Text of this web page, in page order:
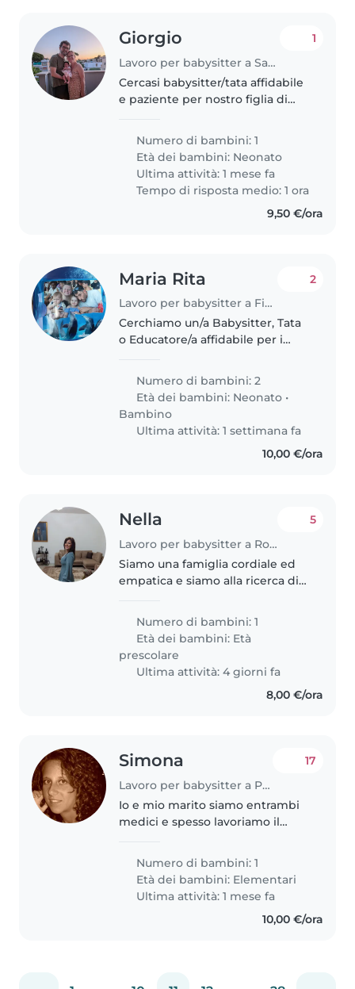
Giorgio
Lavoro per babysitter a Santa Marinella
1
Cercasi babysitter/tata affidabile
e paziente per nostro figlia di
per piccoli lavori domestici.
Contattateci per un colloquio..
Numero di bambini: 1
Età dei bambini: Neonato
Ultima attività: 1 mese fa
Tempo di risposta medio: 1 ora
9,50 €/ora
Maria Rita
Lavoro per babysitter a Finale Emilia
2
Cerchiamo un/a Babysitter, Tata
o Educatore/a affidabile per i
e un piccolo vivace. Deve amare
gli animali e saper giocare con i
nostri piccoli curiosi..
Numero di bambini: 2
Età dei bambini: Neonato •
Bambino
Ultima attività: 1 settimana fa
10,00 €/ora
Nella
Lavoro per babysitter a Roccarainola
5
Siamo una famiglia cordiale ed
empatica e siamo alla ricerca di
farne parte. Cerchiamo una
persona con cui urare un
rapporto duraturo nel tempo
perché..
Numero di bambini: 1
Età dei bambini: Età
prescolare
Ultima attività: 4 giorni fa
8,00 €/ora
Simona
Lavoro per babysitter a Palermo
17
Io e mio marito siamo entrambi
medici e spesso lavoriamo il
bambina che da questo anno
inizierà il percorso delle
elementari. Stiamo cercando una
babysitter..
Numero di bambini: 1
Età dei bambini: Elementari
Ultima attività: 1 mese fa
10,00 €/ora